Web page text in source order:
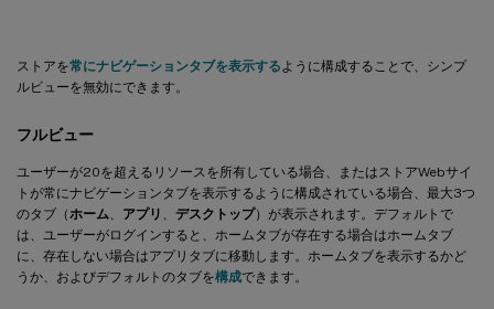
ストアを常にナビゲーションタブを表示するように構成することで、シンプ
ルビューを無効にできます。
フルビュー
ユーザーが20を超えるリソースを所有している場合、またはストアWebサイ
トが常にナビゲーションタブを表示するように構成されている場合、最大3つ
のタブ（ホーム、 アプリ 、 デスクトップ）が表示されます。デフォルトで
は、ユーザーがログインすると、ホームタブが存在する場合はホームタブ
に、存在しない場合はアプリタブに移動します。ホームタブを表示するかど
うか、およびデフォルトのタブを構成できます。